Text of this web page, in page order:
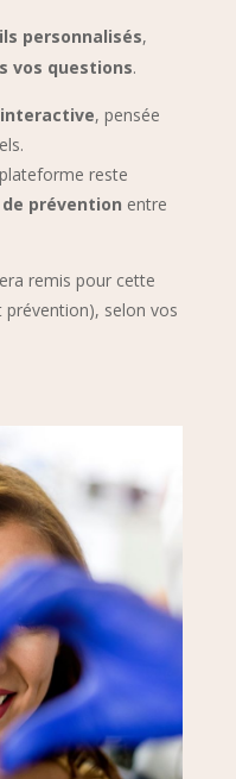
personnalisés,
vos questions.
, pensée
reste
de prévention entre
remis pour cette
selon vos